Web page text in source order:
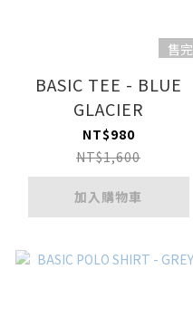
售完
BASIC TEE - BLUE
GLACIER
NT$980
NT$1,600
加入購物車